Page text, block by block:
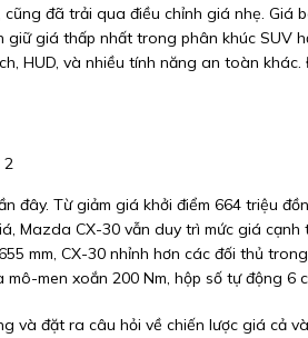
đã trải qua điều chỉnh giá nhẹ. Giá
giá thấp nhất trong phân khúc SUV
HUD, và nhiều tính năng an toàn
đây. Từ giảm giá khởi điểm 664 triệu
Mazda CX-30 vẫn duy trì mức giá
mm, CX-30 nhỉnh hơn các đối thủ
men xoắn 200 Nm, hộp số tự động 6
và đặt ra câu hỏi về chiến lược giá cả